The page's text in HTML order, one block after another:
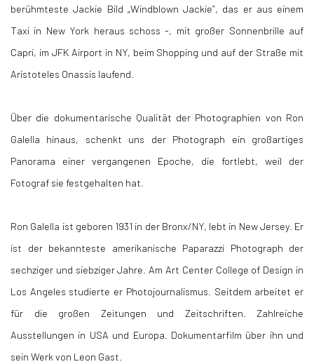
berühmteste Jackie Bild „Windblown Jackie”, das er aus einem
Taxi in New York heraus schoss -, mit großer Sonnenbrille auf
Capri, im JFK Airport in NY, beim Shopping und auf der Straße mit
Aristoteles Onassis laufend.
Über die dokumentarische Qualität der Photographien von Ron
Galella hinaus, schenkt uns der Photograph ein großartiges
Panorama einer vergangenen Epoche, die fortlebt, weil der
Fotograf sie festgehalten hat.
Ron Galella ist geboren 1931 in der Bronx/NY, lebt in New Jersey. Er
ist der bekannteste amerikanische Paparazzi Photograph der
sechziger und siebziger Jahre. Am Art Center College of Design in
Los Angeles studierte er Photojournalismus. Seitdem arbeitet er
für die großen Zeitungen und Zeitschriften. Zahlreiche
Ausstellungen in USA und Europa. Dokumentarfilm über ihn und
sein Werk von Leon Gast.